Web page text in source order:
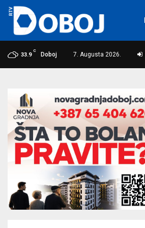
33.9
C
Doboj 7. Augusta 2026.